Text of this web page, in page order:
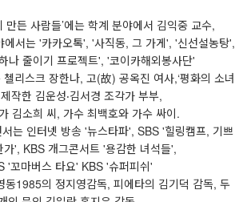
만든 사람들’에는 학계 분야에서 김익중 교수,
에서는 '카카오톡', '사직동, 그 가게', '신선설농탕',
나 줄이기 프로젝트', '코이카해외봉사단'
첼리스크 장한나, 고(故) 공옥진 여사,‘평화의 소녀
작한 김운성‧김서경 조각가 부부,
김소희 씨, 가수 최백호와 가수 싸이.
서는 인터넷 방송 '뉴스타파', SBS '힐링캠프, 기쁘
가', KBS 개그콘서트 '용감한 녀석들',
'꼬마버스 타요' KBS '슈퍼피쉬'
동1985의 정지영감독, 피에타의 김기덕 감독, 두